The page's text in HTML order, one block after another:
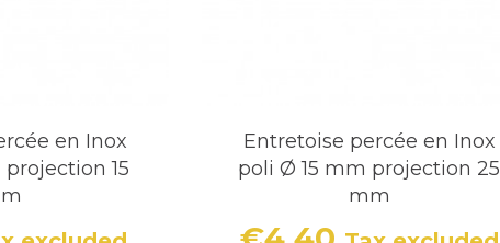
en Inox
15
Entretoise percée en Inox
poli Ø 15 mm projection 25
mm